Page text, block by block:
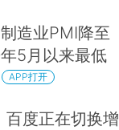
造业PMI降至
5月以来最低
APP打开
百度正在切换增